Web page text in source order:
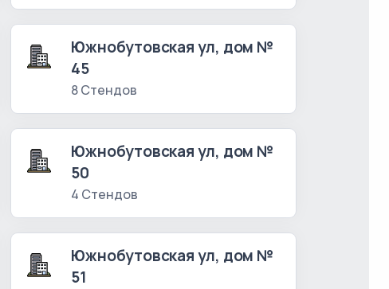
Южнобутовская ул, дом №
45
8 Стендов
Южнобутовская ул, дом №
50
4 Стендов
Южнобутовская ул, дом №
51